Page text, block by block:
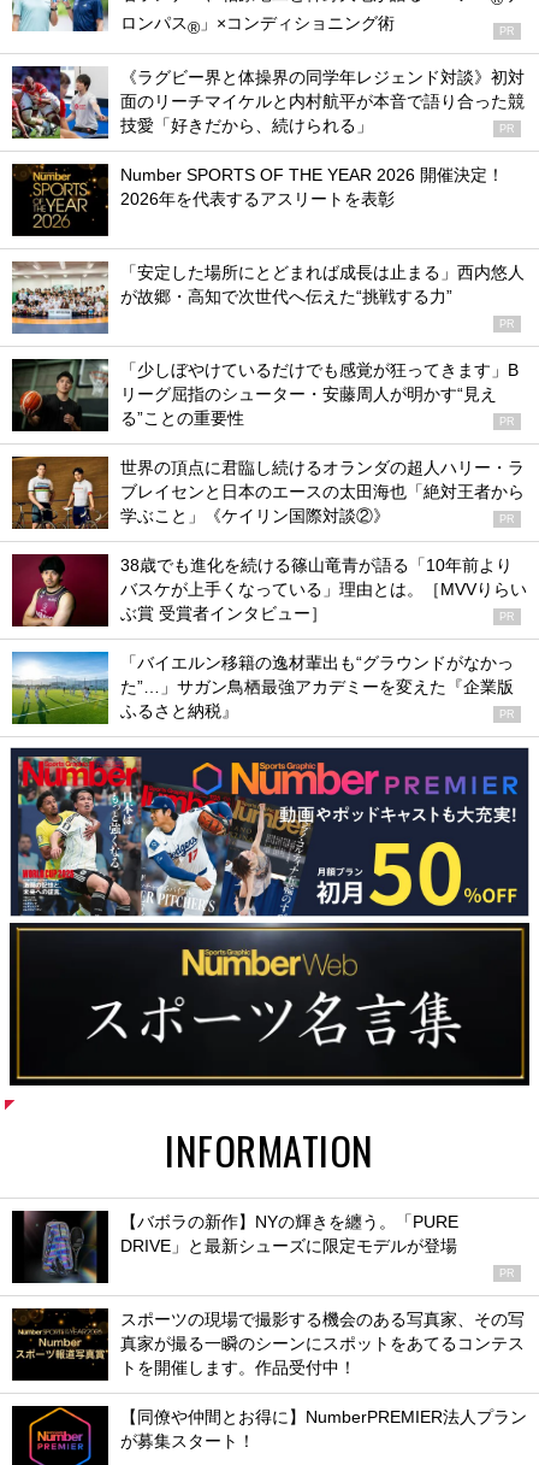
ロンパス® 」×コンディショニング術 PR
《ラグビー界と体操界の同学年レジェンド対談》初対
面のリーチマイケルと内村航平が本音で語り合った競
技愛「好きだから、続けられる」
PR
Number SPORTS OF THE YEAR 2026 開催決定！
2026年を代表するアスリートを表彰
「安定した場所にとどまれば成長は止まる」西内悠人
が故郷・高知で次世代へ伝えた“挑戦する力”
PR
「少しぼやけているだけでも感覚が狂ってきます」B
リーグ屈指のシューター・安藤周人が明かす“見え
る”ことの重要性
PR
世界の頂点に君臨し続けるオランダの超人ハリー・ラ
ブレイセンと日本のエースの太田海也「絶対王者から
学ぶこと」《ケイリン国際対談②》
PR
38歳でも進化を続ける篠山竜青が語る「10年前より
バスケが上手くなっている」理由とは。［MVVりらい
ぶ賞 受賞者インタビュー］
PR
「バイエルン移籍の逸材輩出も“グラウンドがなかっ
た”…」サガン鳥栖最強アカデミーを変えた『企業版
ふるさと納税』
PR
INFORMATION
【バボラの新作】NYの輝きを纏う。「PURE
DRIVE」と最新シューズに限定モデルが登場
PR
スポーツの現場で撮影する機会のある写真家、その写
真家が撮る一瞬のシーンにスポットをあてるコンテス
トを開催します。作品受付中！
【同僚や仲間とお得に】NumberPREMIER法人プラン
が募集スタート！